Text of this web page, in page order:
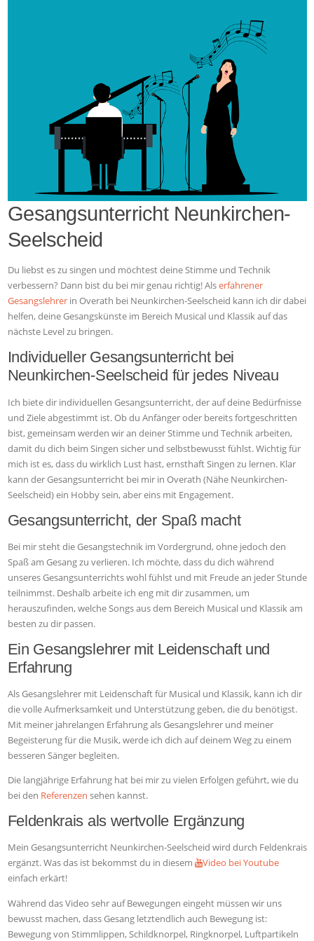
Gesangsunterricht Neunkirchen-
Seelscheid
Du liebst es zu singen und möchtest deine Stimme und Technik
verbessern? Dann bist du bei mir genau richtig! Alserfahrener
Gesangslehrerin Overath bei Neunkirchen-Seelscheid kann ich dir dabei
helfen, deine Gesangskünste im Bereich Musical und Klassik auf das
nächste Level zu bringen.
Individueller Gesangsunterricht bei
Neunkirchen-Seelscheid für jedes Niveau
Ich biete dir individuellen Gesangsunterricht, der auf deine Bedürfnisse
und Ziele abgestimmt ist. Ob du Anfänger oder bereits fortgeschritten
bist, gemeinsam werden wir an deiner Stimme und Technik arbeiten,
damit du dich beim Singen sicher und selbstbewusst fühlst. Wichtig für
mich ist es, dass du wirklich Lust hast, ernsthaft Singen zu lernen. Klar
kann der Gesangsunterricht bei mir in Overath (Nähe Neunkirchen-
Seelscheid) ein Hobby sein, aber eins mit Engagement.
Gesangsunterricht, der Spaß macht
Bei mir steht die Gesangstechnik im Vordergrund, ohne jedoch den
Spaß am Gesang zu verlieren. Ich möchte, dass du dich während
unseres Gesangsunterrichts wohl fühlst und mit Freude an jeder Stunde
teilnimmst. Deshalb arbeite ich eng mit dir zusammen, um
herauszufinden, welche Songs aus dem Bereich Musical und Klassik am
besten zu dir passen.
Ein Gesangslehrer mit Leidenschaft und
Erfahrung
Als Gesangslehrer mit Leidenschaft für Musical und Klassik, kann ich dir
die volle Aufmerksamkeit und Unterstützung geben, die du benötigst.
Mit meiner jahrelangen Erfahrung als Gesangslehrer und meiner
Begeisterung für die Musik, werde ich dich auf deinem Weg zu einem
besseren Sänger begleiten.
Die langjährige Erfahrung hat bei mir zu vielen Erfolgen geführt, wie du
bei den Referenzen sehen kannst.
Feldenkrais als wertvolle Ergänzung
Mein Gesangsunterricht Neunkirchen-Seelscheid wird durch Feldenkrais
ergänzt. Was das ist bekommst du in diesem
Video bei Youtube
einfach erkärt!
Während das Video sehr auf Bewegungen eingeht müssen wir uns
bewusst machen, dass Gesang letztendlich auch Bewegung ist:
Bewegung von Stimmlippen, Schildknorpel, Ringknorpel, Luftpartikeln